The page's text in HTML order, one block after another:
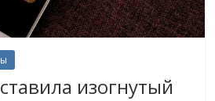
изогнутый